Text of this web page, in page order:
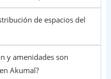
de espacios del
y amenidades son
Akumal?